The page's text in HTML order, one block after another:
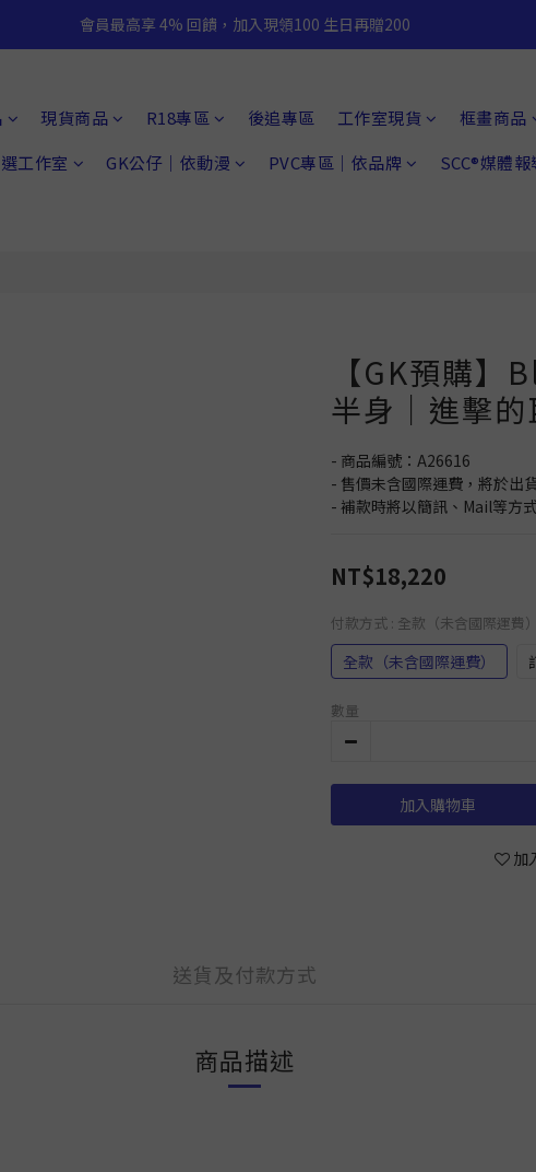
會員最高享 4% 回饋，加入現領100 生日再贈200
現貨商品 R18專區 後追專區 工作室現貨 框畫商品
工作室
GK公仔｜依動漫 PVC專區｜依品牌 SCC®媒體報
【GK預購】
半身｜進擊
- 商品編號：A26616
- 售價未含國際運費，將於出
- 補款時將以簡訊、Mail等方
NT$18,220
付款方式 : 全款（未含國際運費）
全款（未含國際運費）
數量
加入購物車
加
送貨及付款方式
商品描述